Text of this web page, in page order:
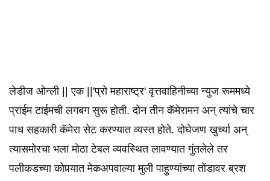
लेडीज ओन्ली || एक ||'प्रो महाराष्ट्र' वृत्तवाहिनीच्या न्युज रूममध्ये
प्राईम टाईमची लगबग सुरू होती. दोन तीन कॅमेरामन अन् त्यांचे चार
पाच सहकारी कॅमेरा सेट करण्यात व्यस्त होते. दोघेजण खुर्च्या अन्
त्यासमोरचा भला मोठा टेबल व्यवस्थित लावण्यात गुंतलेले तर
पलीकडच्या कोपर्‍यात मेकअपवाल्या मुली पाहुण्यांच्या तोंडावर ब्रश